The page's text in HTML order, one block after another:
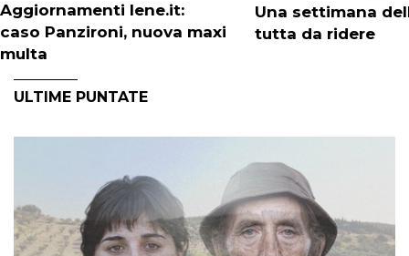
Aggiornamenti Iene.it:
caso Panzironi, nuova maxi
multa
Una settimana
tutta da ridere
ULTIME PUNTATE